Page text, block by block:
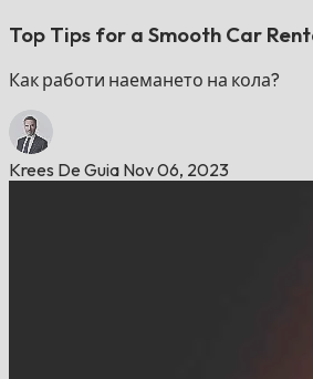
Top Tips for a Smooth Car
Как работи наемането на кола?
Krees De Guia Nov 06, 2023